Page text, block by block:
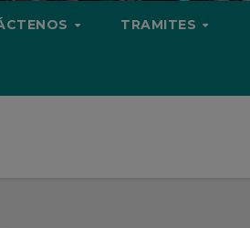
TRAMITES